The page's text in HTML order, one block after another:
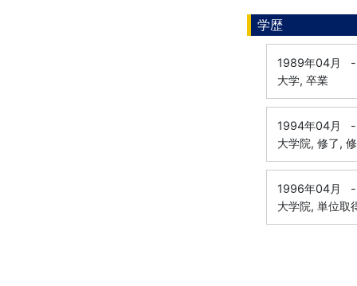
学歴
1989年04月
-
大学, 卒業
1994年04月
-
大学院, 修了,
1996年04月
-
大学院, 単位取